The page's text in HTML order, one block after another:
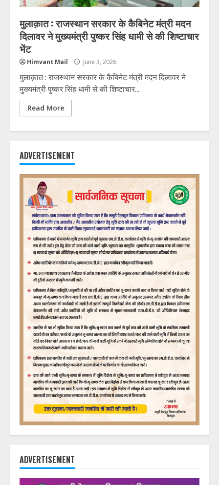
मुलाक़ात : राजस्थान सरकार के कैबिनेट मंत्री मदन
दिलावर ने मुख्यमंत्री पुष्कर सिंह धामी से की शिष्टाचार
भेंट
Himvant Mail June 3, 2026
मुलाक़ात : राजस्थान सरकार के कैबिनेट मंत्री मदन दिलावर ने
मुख्यमंत्री पुष्कर सिंह धामी से की शिष्टाचार...
Read More
ADVERTISEMENT
ADVERTISEMENT